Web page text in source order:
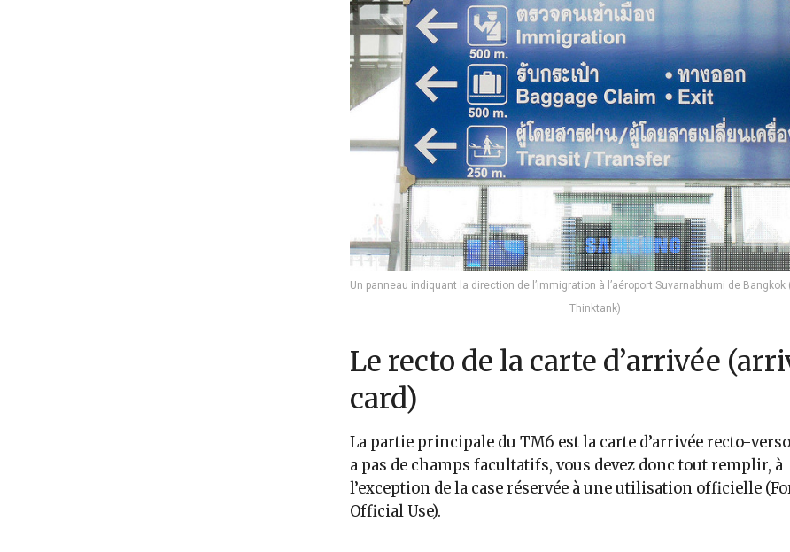
Un panneau indiquant la direction de l’immigration à l’aéroport Suvarnabhumi de Bangkok
Thinktank)
Le recto de la carte d’arrivée
card)
La partie principale du TM6 est la carte d’arrivée recto-
a pas de champs facultatifs, vous devez donc tout remplir, à
l’exception de la case réservée à une utilisation officielle
Official Use).